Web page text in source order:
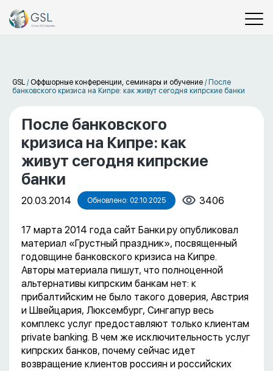
GSL / Оффшорные конференции, семинары и обучение / После
банковского кризиса на Кипре: как живут сегодня кипрские банки
После банковского
кризиса на Кипре: как
живут сегодня кипрские
банки
20.03.2014 Обновлено: 02.10.2025 3406
17 марта 2014 года сайт Банки.ру опубликовал
материал «Грустный праздник», посвященный
годовщине банковского кризиса на Кипре.
Авторы материала пишут, что полноценной
альтернативы кипрским банкам нет: к
прибалтийским не было такого доверия, Австрия
и Швейцария, Люксембург, Сингапур весь
комплекс услуг предоставляют только клиентам
private banking. В чем же исключительность услуг
кипрских банков, почему сейчас идет
возвращение клиентов россиян и российских